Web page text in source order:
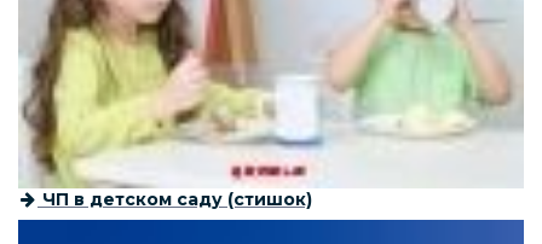
ЧП в детском саду (стишок)